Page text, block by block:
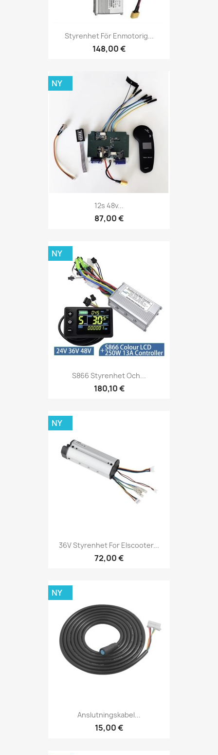
Styrenhet För Enmotorig...
148,00 €
12s 48v...
87,00 €
NY
S866 Styrenhet Och...
180,10 €
NY
36V Styrenhet For Elscooter...
72,00 €
NY
Anslutningskabel...
15,00 €
NY